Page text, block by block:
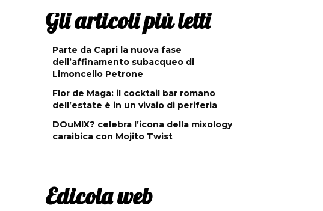
Gli articoli più letti
Parte da Capri la nuova fase
dell’affinamento subacqueo di
Limoncello Petrone
Flor de Maga: il cocktail bar romano
dell’estate è in un vivaio di periferia
DOuMIX? celebra l’icona della mixology
caraibica con Mojito Twist
Edicola web